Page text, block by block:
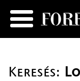
Keresés: